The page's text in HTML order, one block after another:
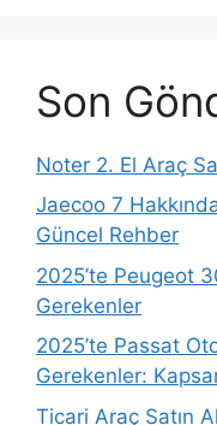
Son
Noter 2. El Araç
Jaecoo 7
Güncel Rehber
2025’te Peugeot
Gerekenler
2025’te Passat
Gerekenler:
Ticari Araç Satın